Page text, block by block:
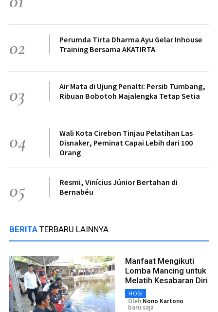
02
Perumda Tirta Dharma Ayu Gelar Inhouse
Training Bersama AKATIRTA
03
Air Mata di Ujung Penalti: Persib Tumbang,
Ribuan Bobotoh Majalengka Tetap Setia
04
Wali Kota Cirebon Tinjau Pelatihan Las
Disnaker, Peminat Capai Lebih dari 100
Orang
05
Resmi, Vinícius Júnior Bertahan di
Bernabéu
BERITA TERBARU LAINNYA
Manfaat Mengikuti
Lomba Mancing untuk
Melatih Kesabaran Diri
HOBI
Oleh Nono Kartono
baru saja